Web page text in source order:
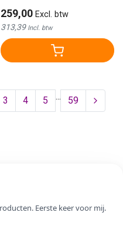
259,00 Excl. btw
313,39 Incl. btw
3 4 5 ... 59
Eerste keer voor mij.